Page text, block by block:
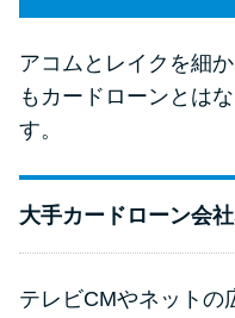
090
ては
安や
ブラ
アコムとレイクを細
もカードローンとは
す。
大手カードローン会
テレビCMやネットの